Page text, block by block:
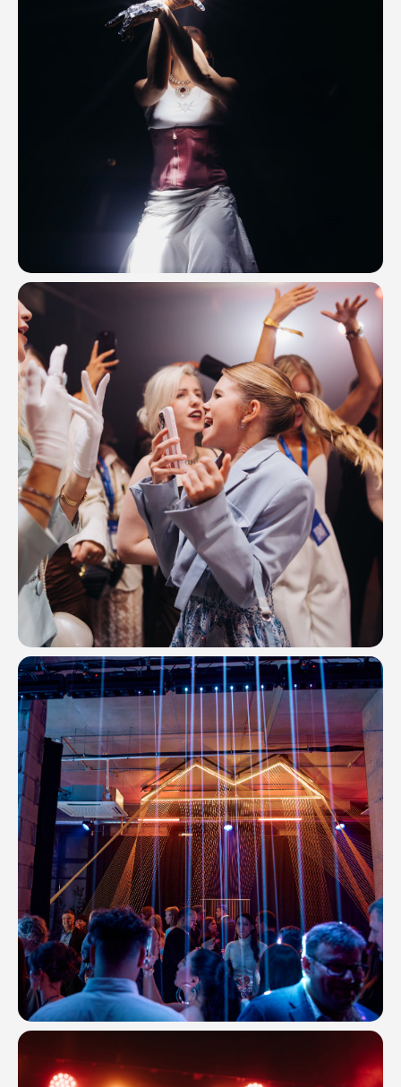
И МЫ РАССЧИТАЕМ ВАШУ
РЕКЛАМНУЮ КАМПАНИЮ
ОСТАВЬТЕ ЗАЯВКУ
Или свяжитесь с нами вTelegram
Номер телефона
Комментарий
Соглашаюсь с политикой
конфиденциальности
ОТПРАВИТЬ